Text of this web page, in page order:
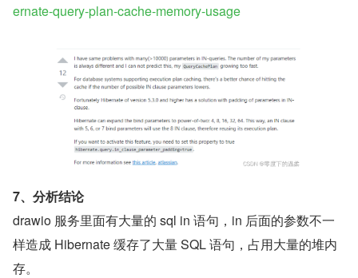
ernate-query-plan-cache-memory-usage
7、分析结论
drawio 服务里面有大量的 sql in 语句，in 后面的参数不一
样造成 Hibernate 缓存了大量 SQL 语句，占用大量的堆内
存。